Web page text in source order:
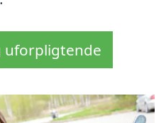
uforpligtende